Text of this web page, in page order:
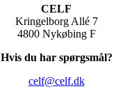
CELF
Kringelborg Allé 7
4800 Nykøbing F
Hvis du har spørgsmål?
celf@celf.dk